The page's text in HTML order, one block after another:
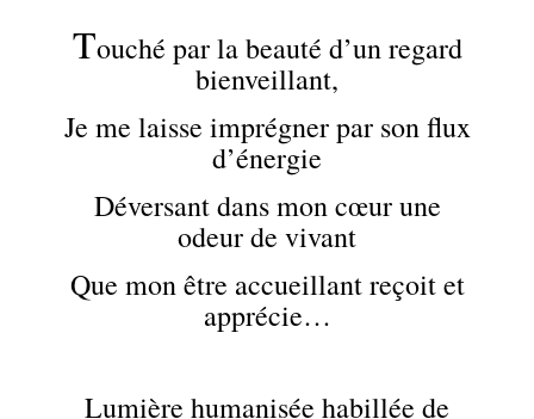
Touché par la beauté d’un regard
bienveillant,
Je me laisse imprégner par son flux
d’énergie
Déversant dans mon cœur une
odeur de vivant
Que mon être accueillant reçoit et
apprécie…
Lumière humanisée habillée de